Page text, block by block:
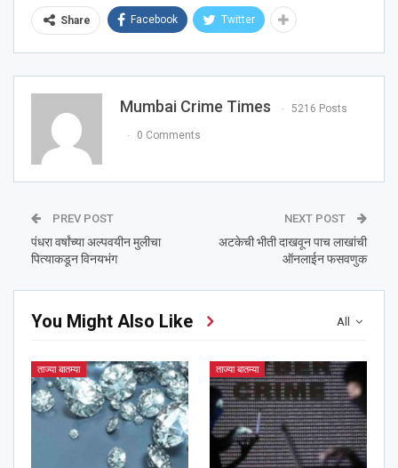
Share Facebook Twitter
Mumbai Crime Times 5216 Posts
0 Comments
PREV POST
पंधरा वर्षांच्या अल्पवयीन मुलीचा
पित्याकडून विनयभंग
NEXT POST
अटकेची भीती दाखवून पाच लाखांची
ऑनलाईन फसवणुक
All
You Might Also Like
ताज्या बातम्या ताज्या बातम्या